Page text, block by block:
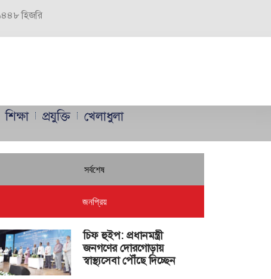
হিজরি
শিক্ষা প্রযুক্তি খেলাধুলা
সর্বশেষ
জনপ্রিয়
চিফ হুইপ: প্রধানমন্ত্রী
জনগণের দোরগোড়ায়
স্বাস্থ্যসেবা পৌঁছে দিচ্ছেন